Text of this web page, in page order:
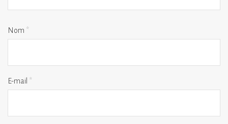
Nom *
E-mail *